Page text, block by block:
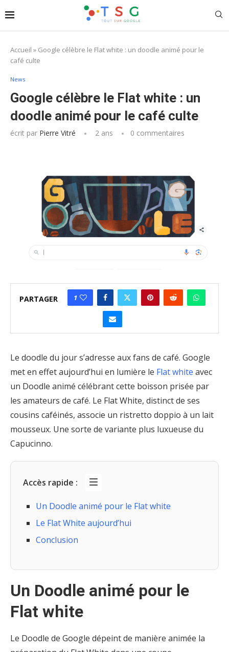
Accueil » Google célèbre le Flat white : un doodle animé pour le
café culte
News
Google célèbre le Flat white : un
doodle animé pour le café culte
écrit par Pierre Vitré 2 ans 0 commentaires
PARTAGER 1
Le doodle du jour s’adresse aux fans de café. Google
met en effet aujourd’hui en lumière le Flat white avec
un Doodle animé célébrant cette boisson prisée par
les amateurs de café. Le Flat White, distinct de ses
cousins caféinés, associe un ristretto doppio à un lait
mousseux. Une sorte de variante plus luxueuse du
Capucinno.
Accès rapide :
Un Doodle animé pour le Flat white
Le Flat White aujourd’hui
Conclusion
Un Doodle animé pour le
Flat white
Le Doodle de Google dépeint de manière animée la